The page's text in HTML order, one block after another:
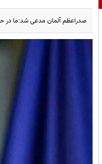
صدراعظم آلمان مدعی شد:ما در